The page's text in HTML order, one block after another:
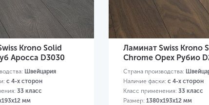
Krono Solid
Аросса D3030
Швейцария
с 4-х сторон
33 класс
мм
Ламинат Swiss Krono
Chrome Орех Рубио
Страна производства:
Наличие фаски: с 4-х сторон
Класс применения: 33 класс
Размер: 1380х193х12 мм